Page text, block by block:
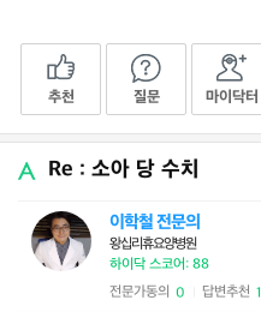
추천 질문 마이닥터
Re : 소아 당 수치
이학철 전문의
왕십리휴요양병원
하이닥 스코어: 88
전문가동의 0 답변추천 1